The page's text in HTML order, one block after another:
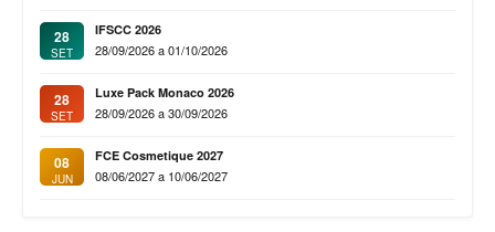
28
SET
IFSCC 2026
28/09/2026 a 01/10/2026
28
SET
Luxe Pack Monaco 2026
28/09/2026 a 30/09/2026
08
JUN
FCE Cosmetique 2027
08/06/2027 a 10/06/2027